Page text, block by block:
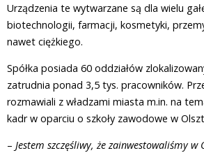
Urządzenia te wytwarzane są dla wielu
biotechnologii, farmacji, kosmetyki,
nawet ciężkiego.
Spółka posiada 60 oddziałów
zatrudnia ponad 3,5 tys. pracowników.
rozmawiali z władzami miasta m.in. na
kadr w oparciu o szkoły zawodowe w
– Jestem szczęśliwy, że zainwestowaliśmy w